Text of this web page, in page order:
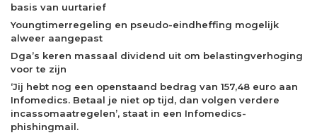
basis van uurtarief
Youngtimerregeling en pseudo-eindheffing mogelijk
alweer aangepast
Dga’s keren massaal dividend uit om belastingverhoging
voor te zijn
‘Jij hebt nog een openstaand bedrag van 157,48 euro aan
Infomedics. Betaal je niet op tijd, dan volgen verdere
incassomaatregelen’, staat in een Infomedics-
phishingmail.